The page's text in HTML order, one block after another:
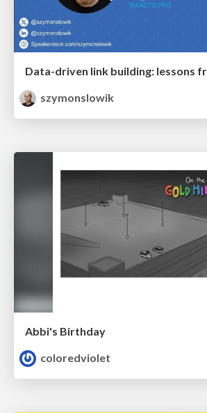
szymonslowik
Abbi's Birthday
coloredviolet